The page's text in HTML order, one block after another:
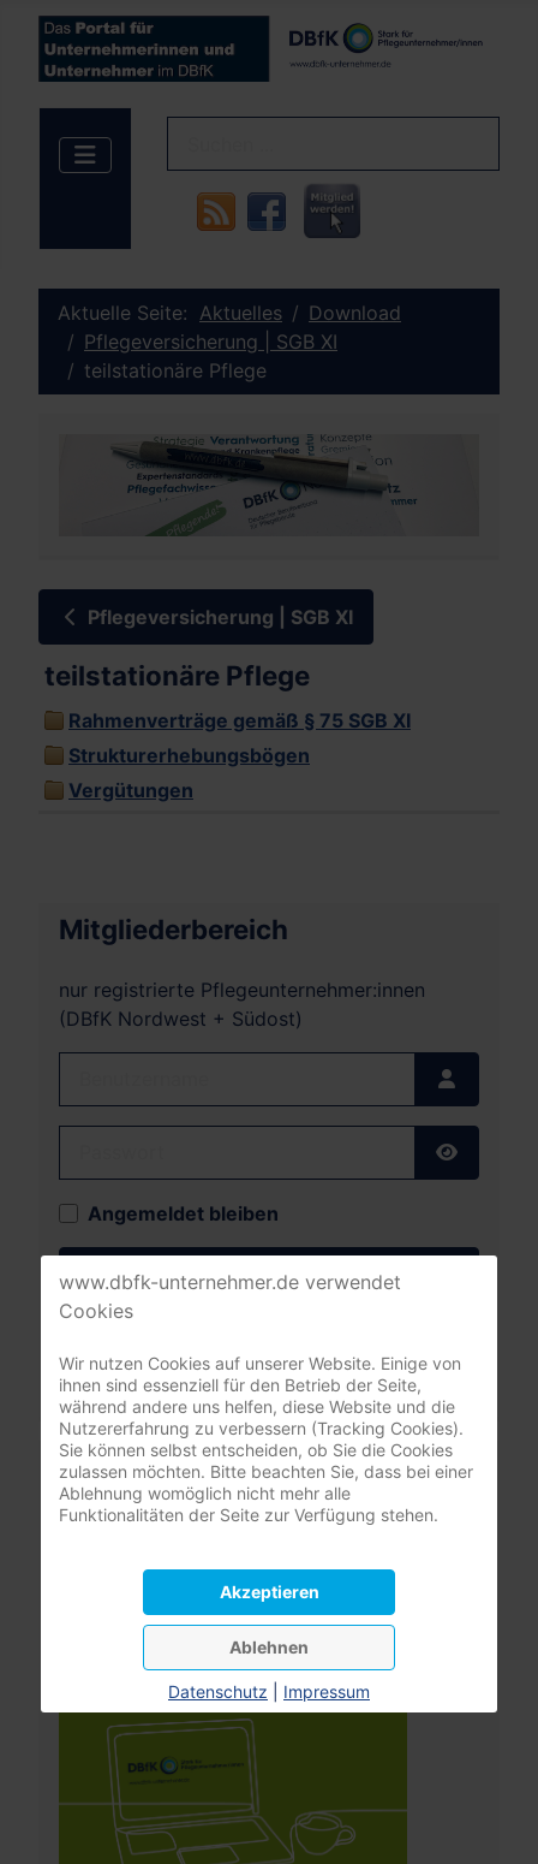
Aktuelle Seite: Aktuelles
Download
Pflegeversicherung | SGB XI
teilstationäre Pflege
Pflegeversicherung | SGB XI
teilstationäre Pflege
Rahmenverträge gemäß § 75 SGB XI
Strukturerhebungsbögen
Vergütungen
Mitgliederbereich
nur registrierte Pflegeunternehmer:innen
(DBfK Nordwest + Südost)
Angemeldet bleiben
Anmelden
Benutzername vergessen?
Leistungsrechner
Pflegeversicherung
www.dbfk-unternehmer.de verwendet
Cookies
Wir nutzen Cookies auf unserer Website. Einige von
ihnen sind essenziell für den Betrieb der Seite,
während andere uns helfen, diese Website und die
Nutzererfahrung zu verbessern (Tracking Cookies).
Sie können selbst entscheiden, ob Sie die Cookies
zulassen möchten. Bitte beachten Sie, dass bei einer
Ablehnung womöglich nicht mehr alle
Funktionalitäten der Seite zur Verfügung stehen.
Akzeptieren
Ablehnen
Datenschutz Impressum